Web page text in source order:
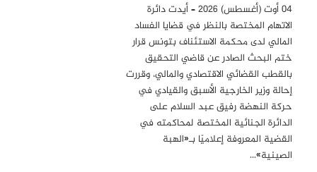
04 أوت (أغسطس) 2026 – أيدت دائرة
الاتهام المختصة بالنظر في قضايا الفساد
المالي لدى محكمة الاستئناف بتونس قرار
ختم البحث الصادر عن قاضي التحقيق
بالقطب القضائي الاقتصادي والمالي، وقررت
إحالة وزير الخارجية الأسبق والقيادي في
حركة النهضة رفيق عبد السلام على
الدائرة الجنائية المختصة لمحاكمته في
القضية المعروفة إعلاميًا بـ«الهبة
الصينية»…